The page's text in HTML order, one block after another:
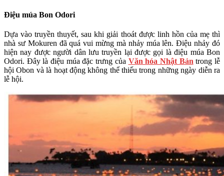
Điệu múa Bon Odori
Dựa vào truyền thuyết, sau khi giải thoát được linh hồn của mẹ thì
nhà sư Mokuren đã quá vui mừng mà nhảy múa lên. Điệu nhảy đó
hiện nay được người dân lưu truyền lại được gọi là điệu múa Bon
Odori. Đây là điệu múa đặc trưng của Văn hóa Nhật Bản trong lễ
hội Obon và là hoạt động không thể thiếu trong những ngày diễn ra
lễ hội.